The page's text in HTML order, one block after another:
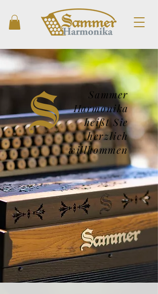
Sammer
Harmonika
heißt Sie
herzlich
willkommen